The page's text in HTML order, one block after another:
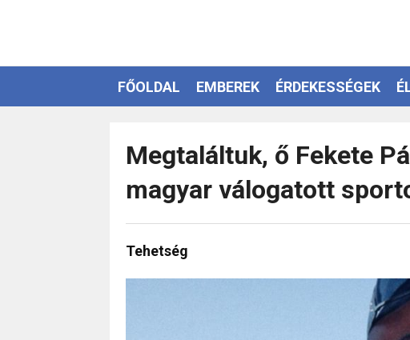
FŐOLDAL EMBEREK ÉRDEKESSÉGEK
Megtaláltuk, ő Fekete
magyar válogatott
Tehetség